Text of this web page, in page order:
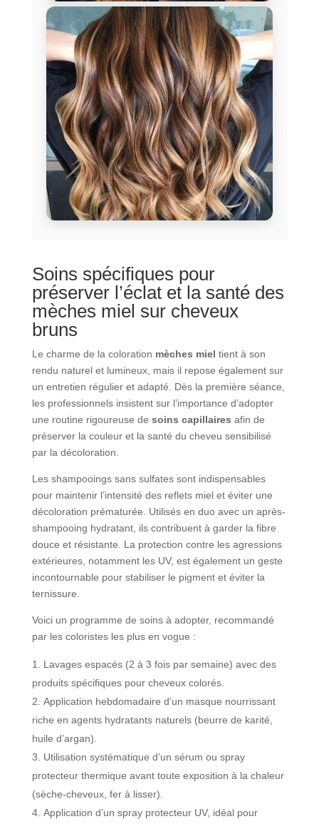
Soins spécifiques pour
préserver l’éclat et la santé des
mèches miel sur cheveux
bruns
Le charme de la coloration mèches miel tient à son
rendu naturel et lumineux, mais il repose également sur
un entretien régulier et adapté. Dès la première séance,
les professionnels insistent sur l’importance d’adopter
une routine rigoureuse de soins capillaires afin de
préserver la couleur et la santé du cheveu sensibilisé
par la décoloration.
Les shampooings sans sulfates sont indispensables
pour maintenir l’intensité des reflets miel et éviter une
décoloration prématurée. Utilisés en duo avec un après-
shampooing hydratant, ils contribuent à garder la fibre
douce et résistante. La protection contre les agressions
extérieures, notamment les UV, est également un geste
incontournable pour stabiliser le pigment et éviter la
ternissure.
Voici un programme de soins à adopter, recommandé
par les coloristes les plus en vogue :
Lavages espacés (2 à 3 fois par semaine) avec des
produits spécifiques pour cheveux colorés.
Application hebdomadaire d’un masque nourrissant
riche en agents hydratants naturels (beurre de karité,
huile d’argan).
Utilisation systématique d’un sérum ou spray
protecteur thermique avant toute exposition à la chaleur
(sèche-cheveux, fer à lisser).
Application d’un spray protecteur UV, idéal pour